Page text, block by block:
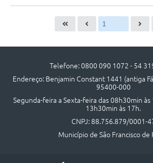
Telefone: 0800 090 1072 - 54
Endereço: Benjamin Constant 1441 (antiga
95400-000
Segunda-feira a Sexta-feira das 08h30min
13h30min às 17h.
CNPJ: 88.756.879/0001-
Município de São Francisco de